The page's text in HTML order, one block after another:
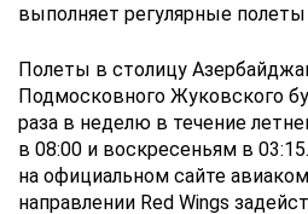
выполняет регулярные
Полеты в столицу
Подмосковного Жуковского
раза в неделю в течение
в 08:00 и воскресеньям в
на официальном сайте
направлении Red Wings